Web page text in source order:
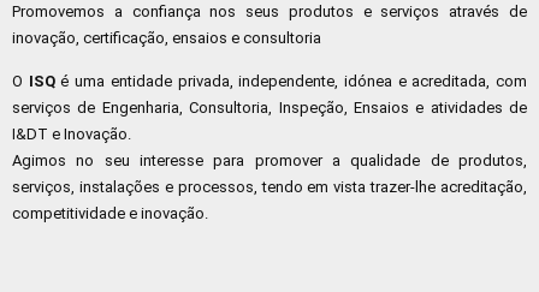
Promovemos a confiança nos seus produtos e serviços através de
inovação, certificação, ensaios e consultoria
O ISQé uma entidade privada, independente, idónea e acreditada, com
serviços de Engenharia, Consultoria, Inspeção, Ensaios e atividades de
I&DT e Inovação.
Agimos no seu interesse para promover a qualidade de produtos,
serviços, instalações e processos, tendo em vista trazer-lhe acreditação,
competitividade e inovação.